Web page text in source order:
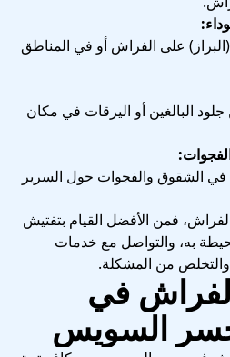
على الفراش أو في المناطق
البالغين أو اليرقات في مكان
في الشقوق والفجوات حول السرير
فمن الأفضل القيام بتفتيش
به، والتواصل مع خدمات
من المشكلة.
في
السويس